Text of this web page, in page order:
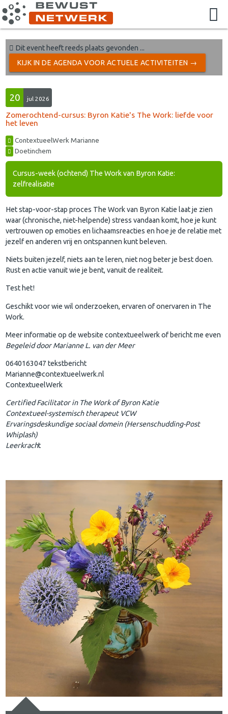
Dit event heeft reeds plaats gevonden ...
KIJK IN DE AGENDA VOOR ACTUELE ACTIVITEITEN →
20 jul 2026
Zomerochtend-cursus: Byron Katie's The Work: liefde voor
het leven
ContextueelWerk Marianne
Doetinchem
Cursus-week (ochtend) The Work van Byron Katie:
zelfrealisatie
Het stap-voor-stap proces The Work van Byron Katie laat je zien
waar (chronische, niet-helpende) stress vandaan komt, hoe je kunt
vertrouwen op emoties en lichaamsreacties en hoe je de relatie met
jezelf en anderen vrij en ontspannen kunt beleven.
Niets buiten jezelf, niets aan te leren, niet nog beter je best doen.
Rust en actie vanuit wie je bent, vanuit de realiteit.
Test het!
Geschikt voor wie wil onderzoeken, ervaren of onervaren in The
Work.
Meer informatie op de website contextueelwerk of bericht me even
Begeleid door Marianne L. van der Meer
0640163047 tekstbericht
Marianne@contextueelwerk.nl
ContextueelWerk
Certified Facilitator in The Work of Byron Katie
Contextueel-systemisch therapeut VCW
Ervaringsdeskundige sociaal domein (Hersenschudding-Post
Whiplash)
Leerkracht